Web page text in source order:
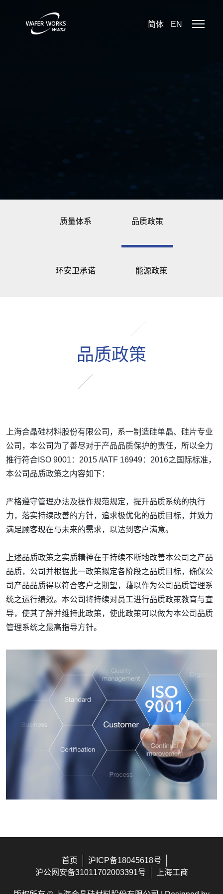
简体 EN
质量体系 品质政策
环安卫承诺 能源政策
品质政策
上海合晶硅材料股份有限公司，系一制造硅单晶、硅片专业
公司，本公司为了善尽对于产品品质保护的责任，所以全力
推行符合ISO 9001：2015 /IATF 16949：2016之国际标准，
本公司品质政策之内容如下：
严格遵守管理办法及操作规范规定，提升品质系统的执行
力，落实持续改善的方针，追求极优化的品质目标，并致力
满足顾客现在与未来的需求，以达到客户满意。
上述品质政策之实质精神在于持续不断地改善本公司之产品
品质，公司并根据此一政策拟定各阶段之品质目标，确保公
司产品品质得以符合客户之期望，藉以作为公司品质管理系
统之运行绩效。本公司将持续对员工进行品质政策教育与宣
导，使其了解并维持此政策，使此政策可以做为本公司品质
管理系统之最高指导方针。
首页
沪ICP备18045618号
沪公网安备31011702003391号
上海工商